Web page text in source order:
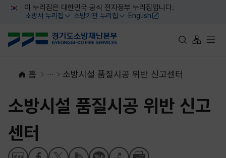
대메뉴 바로가기
본문 바로가기
이 누리집은 대한민국 공식 전자정부 누리집입니다.
소방서 누리집
열기
소방기관 누리집
열기
English
통합검색 바로가
사이트맵
전체
홈 소방시설 품질시공 위반 신고센터
소방시설 품질시공 위반 신고
센터